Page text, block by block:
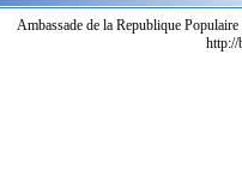
Ambassade de la Republique
http://